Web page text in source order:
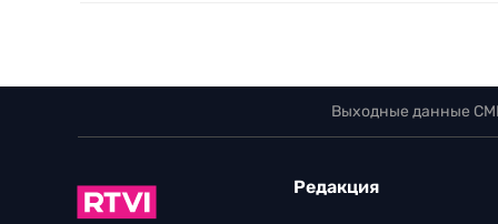
Выходные данные
Редакция